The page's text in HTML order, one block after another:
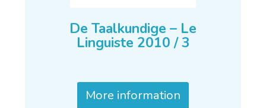
De Taalkundige – Le
Linguiste 2010 / 3
More information